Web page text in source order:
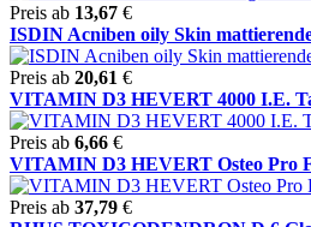
Preis ab 13,67 €
ISDIN Acniben oily Skin
Preis ab 20,61 €
VITAMIN D3 HEVERT 4000 I.E.
Preis ab 6,66 €
VITAMIN D3 HEVERT Osteo Pro
Preis ab 37,79 €